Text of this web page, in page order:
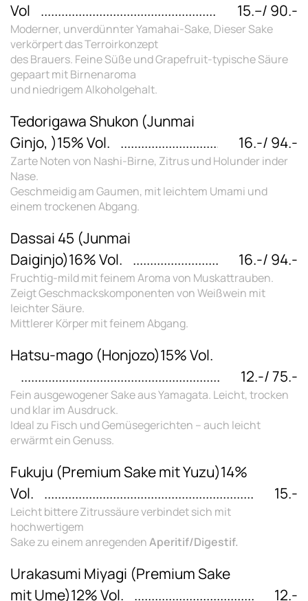
Vol
15.–/ 90.-
Moderner, unverdünnter Yamahai-Sake, Dieser Sake
verkörpert das Terroirkonzept
des Brauers. Feine Süße und Grapefruit-typische Säure
gepaart mit Birnenaroma
und niedrigem Alkoholgehalt.
Tedorigawa Shukon (Junmai
Ginjo, )15% Vol.
16.-/ 94.-
Zarte Noten von Nashi-Birne, Zitrus und Holunder inder
Nase.
Geschmeidig am Gaumen, mit leichtem Umami und
einem trockenen Abgang.
Dassai 45 (Junmai
Daiginjo)16% Vol.
16.-/ 94.-
Fruchtig-mild mit feinem Aroma von Muskattrauben.
Zeigt Geschmackskomponenten von Weißwein mit
leichter Säure.
Mittlerer Körper mit feinem Abgang.
Hatsu-mago (Honjozo)15% Vol.
12.-/ 75.-
Fein ausgewogener Sake aus Yamagata. Leicht, trocken
und klar im Ausdruck.
Ideal zu Fisch und Gemüsegerichten – auch leicht
erwärmt ein Genuss.
Fukuju (Premium Sake mit Yuzu)14%
Vol.
15.-
Leicht bittere Zitrussäure verbindet sich mit
hochwertigem
Sake zu einem anregendenAperitif/Digestif.
Urakasumi Miyagi (Premium Sake
mit Ume)12% Vol.
12.-